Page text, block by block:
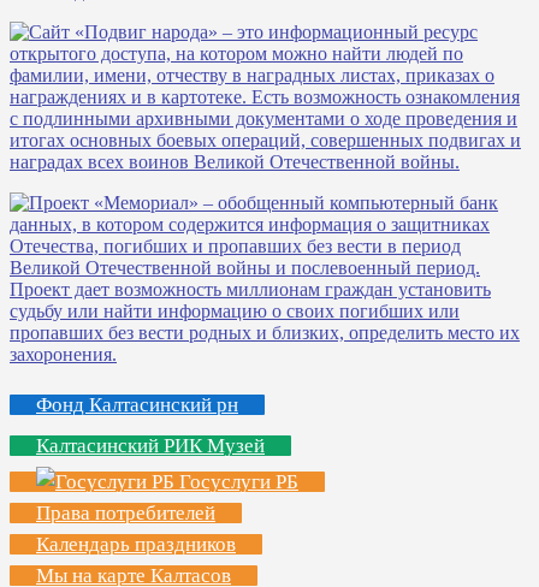
Фонд Калтасинский рн
Калтасинский РИК Музей
Госуслуги РБ
Права потребителей
Календарь праздников
Мы на карте Калтасов